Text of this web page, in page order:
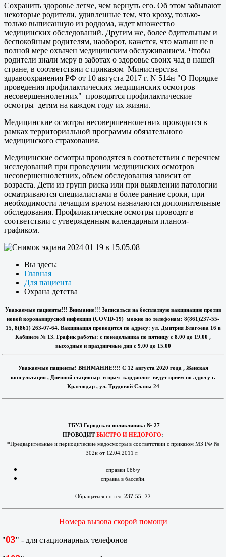
Сохранить здоровье легче, чем вернуть его. Об этом забывают
некоторые родители, удивленные тем, что кроху, только-
только выписанную из роддома, ждет множество
медицинских обследований. Другим же, более бдительным и
беспокойным родителям, наоборот, кажется, что малыш не в
полной мере охвачен медицинским обслуживанием. Чтобы
родители знали меру в заботах о здоровье своих чад в нашей
стране, в соответствии с приказом Министерства
здравоохранения РФ от 10 августа 2017 г. N 514н "О Порядке
проведения профилактических медицинских осмотров
несовершеннолетних" проводятся профилактические
осмотры детям на каждом году их жизни.
Медицинские осмотры несовершеннолетних проводятся в
рамках территориальной программы обязательного
медицинского страхования.
Медицинские осмотры проводятся в соответствии с перечнем
исследований при проведении медицинских осмотров
несовершеннолетних, объем обследования зависит от
возраста. Дети из групп риска или при выявлении патологии
осматриваются специалистами в более ранние сроки, при
необходимости лечащим врачом назначаются дополнительные
обследования. Профилактические осмотры проводят в
соответствии с утвержденным календарным планом-
графиком.
Вы здесь:
Главная
Для пациента
Охрана детства
Уважаемые пациенты!!! Внимание!!! Записаться на бесплатную вакцинацию против
новой коронавирусной инфекции (COVID-19) можно по телефонам: 8(861)237-55-
15, 8(861) 263-07-64. Вакцинация проводится по адресу: ул. Дмитрия Благоева 16 в
Кабинете № 13. График работы: с понедельника по пятницу с 8.00 до 19.00 ,
выходные и праздничные дни с 9.00 до 15.00
Уважаемые пациенты! ВНИМАНИЕ!!!! С 12 августа 2020 года , Женская
консультация , Дневной стационар и врач- кардиолог ведут прием по адресу г.
Краснодар , ул. Трудовой Славы 24
ГБУЗ Городская поликлиника № 27
ПРОВОДИТБЫСТРО И НЕДОРОГО:
*Предварительные и периодические медосмотры в соответствии с приказом МЗ РФ №
302н от 12.04.2011 г.
справки 086/у
справка в бассейн.
Обращаться по тел. 237-55- 77
Номера вызова скорой помощи
"03" - для стационарных телефонов